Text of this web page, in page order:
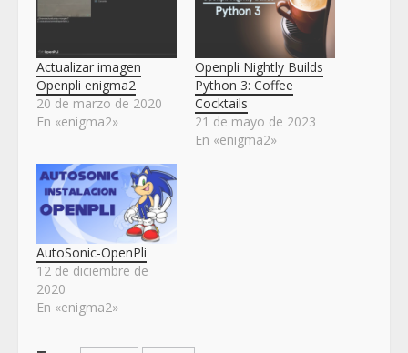
Actualizar imagen
Openpli enigma2
20 de marzo de 2020
En «enigma2»
Openpli Nightly Builds
Python 3: Coffee
Cocktails
21 de mayo de 2023
En «enigma2»
AutoSonic-OpenPli
12 de diciembre de
2020
En «enigma2»